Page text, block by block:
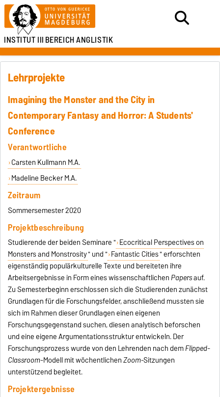
INSTITUT IIIBEREICH ANGLISTIK
Lehrprojekte
Imagining the Monster and the City in
Contemporary Fantasy and Horror: A Students'
Conference
Verantwortliche
Carsten Kullmann M.A.
Madeline Becker M.A.
Zeitraum
Sommersemester 2020
Projektbeschreibung
Studierende der beiden Seminare " Ecocritical Perspectives on
Monsters and Monstrosity" und " Fantastic Cities" erforschten
eigenständig populärkulturelle Texte und bereiteten ihre
Arbeitsergebnisse in Form eines wissenschaftlichen Papersauf.
Zu Semesterbeginn erschlossen sich die Studierenden zunächst
Grundlagen für die Forschungsfelder, anschließend mussten sie
sich im Rahmen dieser Grundlagen einen eigenen
Forschungsgegenstand suchen, diesen analytisch beforschen
und eine eigene Argumentationsstruktur entwickeln. Der
Forschungsprozess wurde von den Lehrenden nach demFlipped-
Classroom-Modell mit wöchentlichenZoom-Sitzungen
unterstützend begleitet.
Projektergebnisse